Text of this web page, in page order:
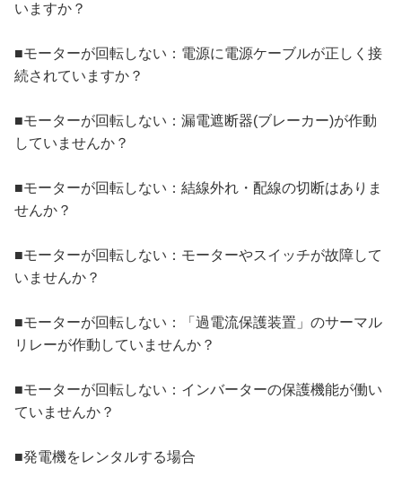
いますか？
■モーターが回転しない：電源に電源ケーブルが正しく接
続されていますか？
■モーターが回転しない：漏電遮断器(ブレーカー)が作動
していませんか？
■モーターが回転しない：結線外れ・配線の切断はありま
せんか？
■モーターが回転しない：モーターやスイッチが故障して
いませんか？
■モーターが回転しない：「過電流保護装置」のサーマル
リレーが作動していませんか？
■モーターが回転しない：インバーターの保護機能が働い
ていませんか？
■発電機をレンタルする場合